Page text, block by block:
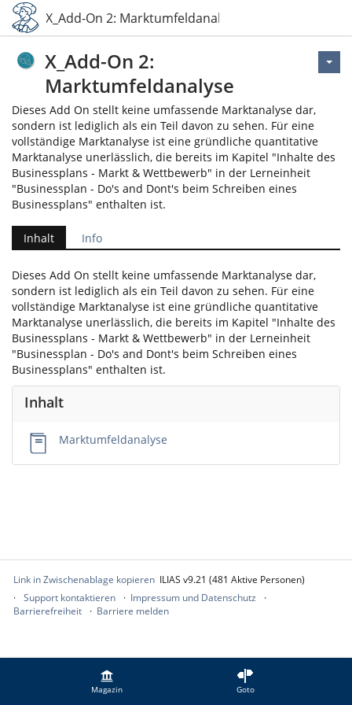
X_Add-On 2: Marktumfeldanalyse
Magazin Goto
X_Add-On 2:
Marktumfeldanalyse
Dieses Add On stellt keine umfassende Marktanalyse dar,
sondern ist lediglich als ein Teil davon zu sehen. Für eine
vollständige Marktanalyse ist eine gründliche quantitative
Marktanalyse unerlässlich, die bereits im Kapitel "Inhalte des
Businessplans - Markt & Wettbewerb" in der Lerneinheit
"Businessplan - Do's and Dont's beim Schreiben eines
Businessplans" enthalten ist.
Inhalt Info
Dieses Add On stellt keine umfassende Marktanalyse dar,
sondern ist lediglich als ein Teil davon zu sehen. Für eine
vollständige Marktanalyse ist eine gründliche quantitative
Marktanalyse unerlässlich, die bereits im Kapitel "Inhalte des
Businessplans - Markt & Wettbewerb" in der Lerneinheit
"Businessplan - Do's and Dont's beim Schreiben eines
Businessplans" enthalten ist.
Inhalt
Marktumfeldanalyse
Link in Zwischenablage kopieren ILIAS v9.21 (481 Aktive Personen)
Support kontaktieren
Impressum und Datenschutz
Barrierefreiheit
Barriere melden